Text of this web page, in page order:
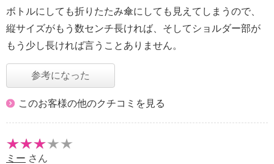
ボトルにしても折りたたみ傘にしても見えてしまうので、
縦サイズがもう数センチ長ければ、そしてショルダー部が
もう少し長ければ言うことありません。
参考になった
このお客様の他のクチコミを見る
ミー さん